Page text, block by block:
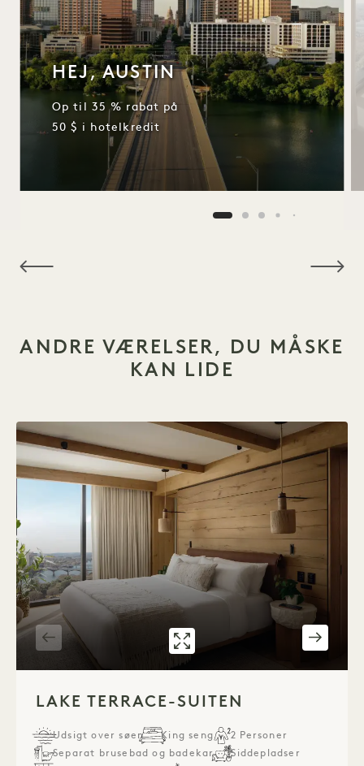
HEJ, AUSTIN
Op til 35 % rabat på
50 $ i hotelkredit
ANDRE VÆRELSER, DU MÅSKE
KAN LIDE
GALLERI 7593 LAKE
LAKE TERRACE-SUITEN
Udsigt over søen King seng
2 Personer
Separat brusebad og badekar
Siddepladser